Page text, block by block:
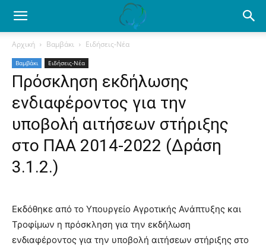
Ενημέρωση
για
βαμβάκι.
Όλα
Αρχική Βαμβάκι Ειδήσεις-Νέα
Βαμβάκι Ειδήσεις-Νέα
Πρόσκληση εκδήλωσης
ενδιαφέροντος για την
υποβολή αιτήσεων στήριξης
στο ΠΑΑ 2014-2022 (Δράση
3.1.2.)
Εκδόθηκε από το Υπουργείο Αγροτικής Ανάπτυξης και
Τροφίμων η πρόσκληση για την εκδήλωση
ενδιαφέροντος για την υποβολή αιτήσεων στήριξης στο